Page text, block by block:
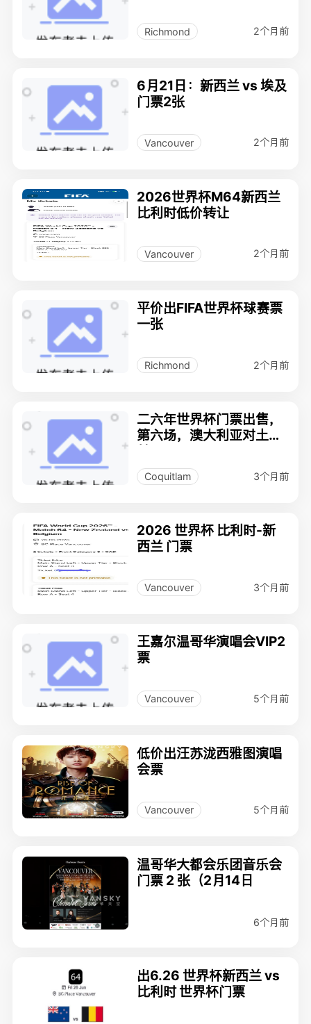
Richmond 2个月前
6月21日：新西兰 vs 埃及
门票2张
Vancouver 2个月前
2026世界杯M64新西兰
比利时低价转让
Vancouver 2个月前
平价出FIFA世界杯球赛票
一张
Richmond 2个月前
二六年世界杯门票出售，
第六场，澳大利亚对土耳
Coquitlam 3个月前
2026 世界杯 比利时-新
西兰 门票
Vancouver 3个月前
王嘉尔温哥华演唱会VIP2
票
Vancouver 5个月前
低价出汪苏泷西雅图演唱
会票
Vancouver 5个月前
温哥华大都会乐团音乐会
门票 2 张（2月14日
6个月前
出6.26 世界杯新西兰 vs
比利时 世界杯门票